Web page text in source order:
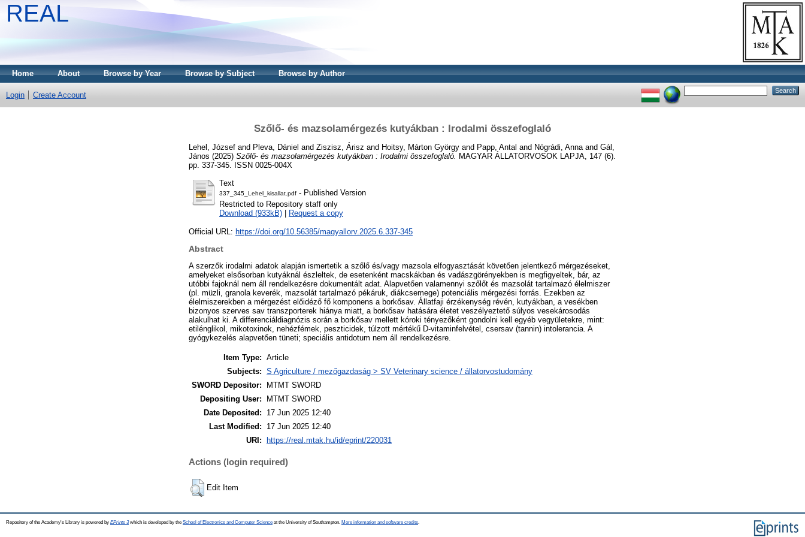
REAL
Home About Browse by Year Browse by Subject Browse by Author
Login Create Account
Szőlő- és mazsolamérgezés kutyákban : Irodalmi összefoglaló
Lehel, József and Pleva, Dániel and Ziszisz, Árisz and Hoitsy, Márton György and Papp, Antal and Nógrádi, Anna and Gál,
János (2025) Szőlő- és mazsolamérgezés kutyákban : Irodalmi összefoglaló. MAGYAR ÁLLATORVOSOK LAPJA, 147 (6).
pp. 337-345. ISSN 0025-004X
Text
337_345_Lehel_kisallat.pdf - Published Version
Restricted to Repository staff only
Download (933kB)
Request a copy
Official URL: https://doi.org/10.56385/magyallorv.2025.6.337-345
Abstract
A szerzők irodalmi adatok alapján ismertetik a szőlő és/vagy mazsola elfogyasztását követően jelentkező mérgezéseket,
amelyeket elsősorban kutyáknál észleltek, de esetenként macskákban és vadászgörényekben is megfigyeltek, bár, az
utóbbi fajoknál nem áll rendelkezésre dokumentált adat. Alapvetően valamennyi szőlőt és mazsolát tartalmazó élelmiszer
(pl. müzli, granola keverék, mazsolát tartalmazó pékáruk, diákcsemege) potenciális mérgezési forrás. Ezekben az
élelmiszerekben a mérgezést előidéző fő komponens a borkősav. Állatfaji érzékenység révén, kutyákban, a vesékben
bizonyos szerves sav transzporterek hiánya miatt, a borkősav hatására életet veszélyeztető súlyos vesekárosodás
alakulhat ki. A differenciáldiagnózis során a borkősav mellett kóroki tényezőként gondolni kell egyéb vegyületekre, mint:
etilénglikol, mikotoxinok, nehézfémek, peszticidek, túlzott mértékű D-vitaminfelvétel, csersav (tannin) intolerancia. A
gyógykezelés alapvetően tüneti; speciális antidotum nem áll rendelkezésre.
Item Type: Article
Subjects: S Agriculture / mezőgazdaság > SV Veterinary science / állatorvostudomány
SWORD Depositor:
MTMT SWORD
Depositing User:
MTMT SWORD
Date Deposited:
17 Jun 2025 12:40
Last Modified:
17 Jun 2025 12:40
URI:
https://real.mtak.hu/id/eprint/220031
Actions (login required)
Edit Item
Repository of the Academy's Library is powered by EPrints 3which is developed by the School of Electronics and Computer Science at the University of Southampton. More information and software credits